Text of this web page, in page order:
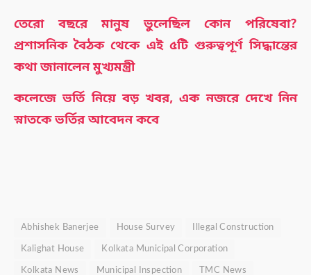
তেরো বছরে মানুষ ভুলেছিল কোন পরিষেবা?
প্রশাসনিক বৈঠক থেকে এই ৫টি গুরুত্বপূর্ণ সিদ্ধান্তের
কথা জানালেন মুখ্যমন্ত্রী
কলেজে ভর্তি নিয়ে বড় খবর, এক নজরে দেখে নিন
স্নাতকে ভর্তির আবেদন কবে
Abhishek Banerjee House Survey Illegal Construction
Kalighat House Kolkata Municipal Corporation
Kolkata News Municipal Inspection TMC News